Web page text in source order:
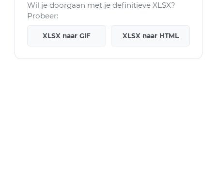
Wil je doorgaan met je definitieve XLSX?
Probeer:
XLSX naar GIF XLSX naar HTML